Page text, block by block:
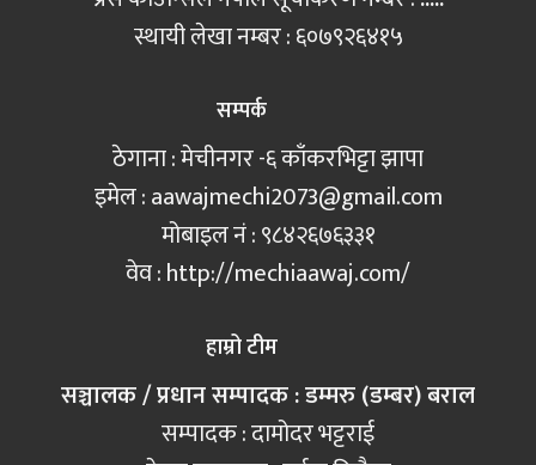
स्थायी लेखा नम्बर : ६०७९२६४१५
सम्पर्क
ठेगाना : मेचीनगर -६ काँकरभिट्टा झापा
इमेल :aawajmechi2073@gmail.com
मोबाइल नं‍ : ९८४२६७६३३१
वेव : http://mechiaawaj.com/
हाम्रो टीम
सञ्चालक / प्रधान सम्पादक : डम्मरु (डम्बर) बराल
सम्पादक : दामोदर भट्टराई